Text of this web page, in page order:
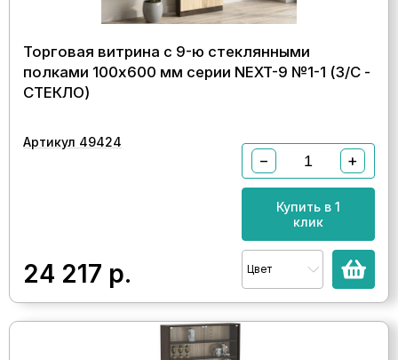
Торговая витрина с 9-ю стеклянными
полками 100x600 мм серии NEXT-9 №1-1 (З/C -
СТЕКЛО)
Артикул 49424
24 217 р.
− +
Купить в 1
клик
Цвет